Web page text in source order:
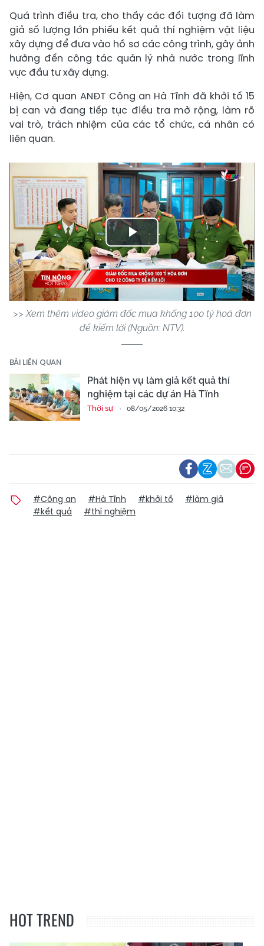
Quá trình điều tra, cho thấy các đối tượng đã làm
giả số lượng lớn phiếu kết quả thí nghiệm vật liệu
xây dựng để đưa vào hồ sơ các công trình, gây ảnh
hưởng đến công tác quản lý nhà nước trong lĩnh
vực đầu tư xây dựng.
Hiện, Cơ quan ANĐT Công an Hà Tĩnh đã khởi tố 15
bị can và đang tiếp tục điều tra mở rộng, làm rõ
vai trò, trách nhiệm của các tổ chức, cá nhân có
liên quan.
Play
Video
>> Xem thêm video giám đốc mua khống 100 tỷ hoá đơn
để kiếm lời (Nguồn: NTV).
BÀI LIÊN QUAN
Phát hiện vụ làm giả kết quả thí
nghiệm tại các dự án Hà Tĩnh
Thời sự 08/05/2026 10:32
#Công an #Hà Tĩnh #khởi tố
#làm giả
#kết quả
#thí nghiệm
HOT TREND